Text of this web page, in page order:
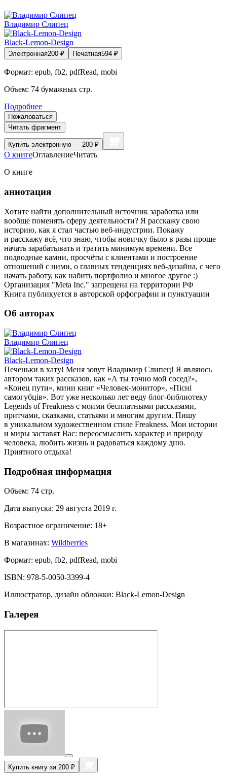
Владимир Слипец
Black-Lemon-Design
Электронная200 ₽ Печатная594 ₽
Формат: epub, fb2, pdfRead, mobi
Объем: 74 бумажных стр.
Подробнее
Пожаловаться
Читать фрагмент
Купить электронную — 200 ₽
О книгеОглавлениеЧитать
О книге
аннотация
Хотите найти дополнительный источник заработка или
вообще поменять сферу деятельности? Я расскажу свою
историю, как я стал частью веб-индустрии. Покажу
и расскажу всё, что знаю, чтобы новичку было в разы проще
начать зарабатывать и тратить минимум времени. Все
подводные камни, просчёты с клиентами и построение
отношений с ними, о главных тенденциях веб-дизайна, с чего
начать работу, как набить портфолио и многое другое :)
Организация "Meta Inc." запрещена на территории РФ
Книга публикуется в авторской орфографии и пунктуации
Об авторах
Владимир Слипец
Black-Lemon-Design
Печеньки в хату! Меня зовут Владимир Слипец! Я являюсь
автором таких рассказов, как «А ты точно мой сосед?»,
«Конец пути», мини книг «Человек-монитор», «Пісні
самогубців». Вот уже несколько лет веду блог-библиотеку
Legends of Freakness с моими бесплатными рассказами,
притчами, сказками, статьями и многим другим. Пишу
в уникальном художественном стиле Freakness. Мои истории
и миры заставят Вас: переосмыслить характер и природу
человека, любить жизнь и радоваться каждому дню.
Приятного отдыха!
Подробная информация
Объем: 74 стр.
Дата выпуска: 29 августа 2019 г.
Возрастное ограничение: 18+
В магазинах: Wildberries
Формат: epub, fb2, pdfRead, mobi
ISBN: 978-5-0050-3399-4
Иллюстратор, дизайн обложки: Black-Lemon-Design
Галерея
Купить книгу за 200 ₽